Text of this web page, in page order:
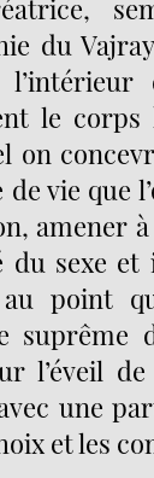
du
le
on
de vie que
amener
du sexe
point
suprême
l’éveil
une
et les